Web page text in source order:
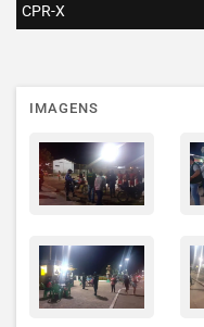
CPR-X
IMAGENS